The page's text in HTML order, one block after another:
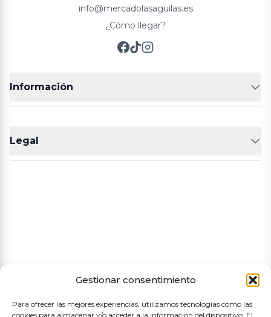
Gestionar consentimiento
Para ofrecer las mejores experiencias, utilizamos tecnologías como las
cookies para almacenar y/o acceder a la información del dispositivo. El
info@mercadolasaguilas.es
¿Cómo llegar?
Información
FRUTERÍAS
POLLERÍA
CHARCUTERIA
Legal
Aviso legal